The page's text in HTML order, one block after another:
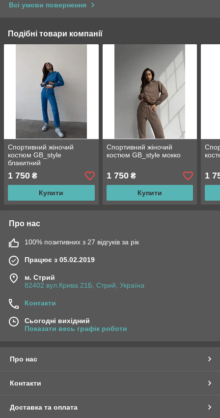
Всі умови повернення
Подібні товари компанії
Спортивний жіночий
костюм GB_style
блакитний
1 750 ₴
Купити
Спортивний жіночий
костюм GB_style мокко
1 750₴
Купити
1
Про нас
100% позитивних з 27 відгуків за рік
Працює з 05.02.2019
м. Стрий
82402 вул.Крива 21Б, Стрий, Україна
Контакти
Сьогодні вихідний
Показати весь графік роботи
Про нас
Контакти
Доставка та оплата